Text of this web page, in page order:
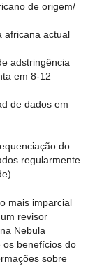
de origem/
africana actual
adstringência
em 8-12
de dados em
do
regularmente
mais imparcial
revisor
Nebula
os benefícios do
sobre